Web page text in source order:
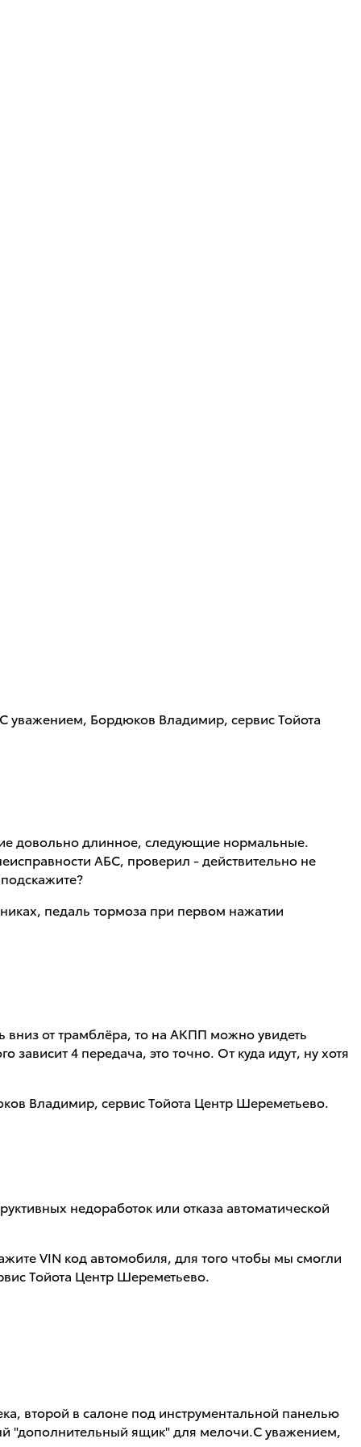
уважением, Бордюков Владимир, сервис Тойота
довольно длинное, следующие нормальные.
АБС, проверил - действительно не
педаль тормоза при первом нажатии
вниз от трамблёра, то на АКПП можно увидеть
4 передача, это точно. От куда идут, ну хотя
Владимир, сервис Тойота Центр Шереметьево.
недоработок или отказа автоматической
VIN код автомобиля, для того чтобы мы смогли
Тойота Центр Шереметьево.
второй в салоне под инструментальной панелью
"дополнительный ящик" для мелочи.С уважением,